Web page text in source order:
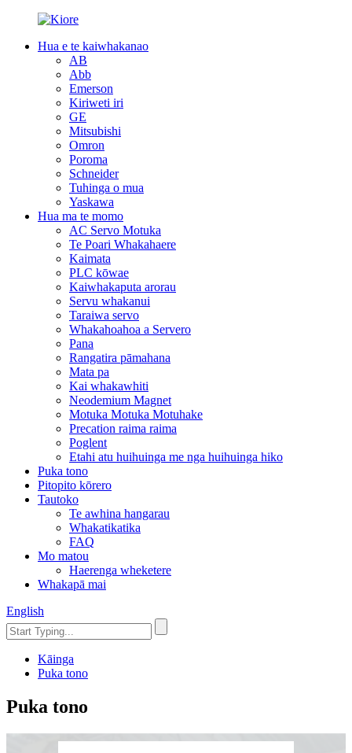
Hua e te kaiwhakanao
AB
Abb
Emerson
Kiriweti iri
GE
Mitsubishi
Omron
Poroma
Schneider
Tuhinga o mua
Yaskawa
Hua ma te momo
AC Servo Motuka
Te Poari Whakahaere
Kaimata
PLC kōwae
Kaiwhakaputa arorau
Servu whakanui
Taraiwa servo
Whakahoahoa a Servero
Pana
Rangatira pāmahana
Mata pa
Kai whakawhiti
Neodemium Magnet
Motuka Motuka Motuhake
Precation raima raima
Poglent
Etahi atu huihuinga me nga huihuinga hiko
Puka tono
Pitopito kōrero
Tautoko
Te awhina hangarau
Whakatikatika
FAQ
Mo matou
Haerenga wheketere
Whakapā mai
English
Kāinga
Puka tono
Puka tono